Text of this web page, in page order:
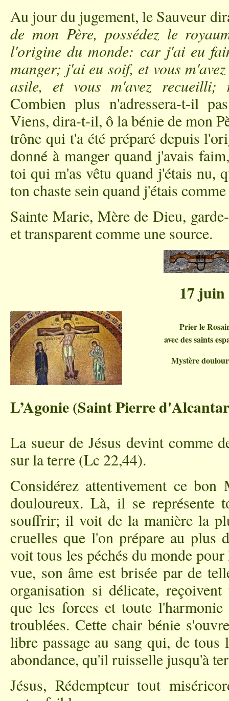
Au jour du jugement, le Sauveur
de mon Père, possédez le
l'origine du monde: car j'ai eu
manger; j'ai eu soif, et vous
asile, et vous m'avez recueilli;
Combien plus n'adressera-t-il
Viens, dira-t-il, ô la bénie de mon
trône qui t'a été préparé depuis
donné à manger quand j'avais
toi qui m'as vêtu quand j'étais nu,
ton chaste sein quand j'étais
Sainte Marie, Mère de Dieu,
et transparent comme une source.
17 juin
Prier le
avec des saints
Mystère
L’Agonie (Saint Pierre
La sueur de Jésus devint comme
sur la terre (Lc 22,44).
Considérez attentivement ce
douloureux. Là, il se représente
souffrir; il voit de la manière la
cruelles que l'on prépare au plus
voit tous les péchés du monde
vue, son âme est brisée par de
organisation si délicate,
que les forces et toute
troublées. Cette chair bénie
libre passage au sang qui, de
abondance, qu'il ruisselle jusqu'à
Jésus, Rédempteur tout